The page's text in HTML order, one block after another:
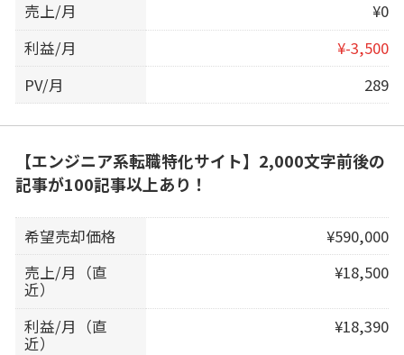
売上/月
¥0
利益/月
¥-3,500
PV/月
289
【エンジニア系転職特化サイト】2,000文字前後の
記事が100記事以上あり！
希望売却価格
¥590,000
売上/月（直
近）
¥18,500
利益/月（直
近）
¥18,390